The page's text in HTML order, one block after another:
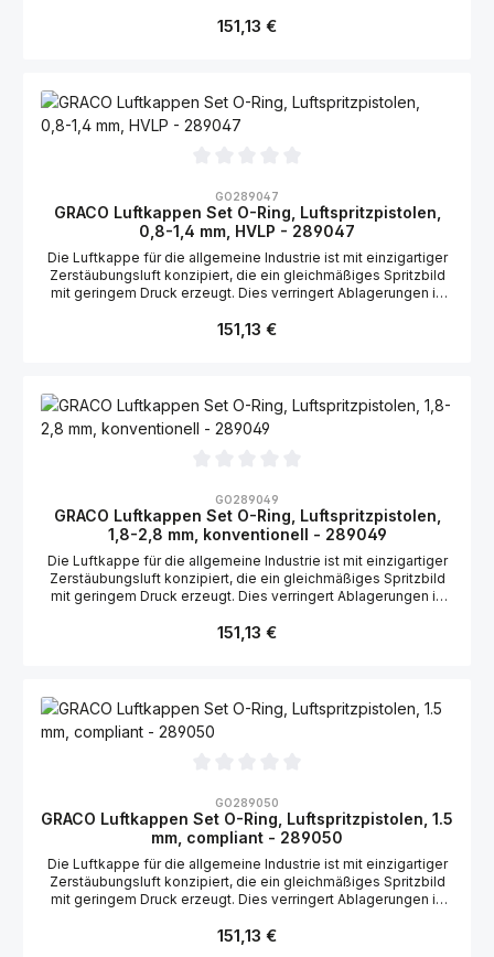
2006149
Regulärer Preis:
151,13 €
GO289047
GRACO Luftkappen Set O-Ring, Luftspritzpistolen,
0,8-1,4 mm, HVLP - 289047
Die Luftkappe für die allgemeine Industrie ist mit einzigartiger
Zerstäubungsluft konzipiert, die ein gleichmäßiges Spritzbild
mit geringem Druck erzeugt. Dies verringert Ablagerungen in
Regulärer Preis:
151,13 €
GO289049
GRACO Luftkappen Set O-Ring, Luftspritzpistolen,
1,8-2,8 mm, konventionell - 289049
Die Luftkappe für die allgemeine Industrie ist mit einzigartiger
Zerstäubungsluft konzipiert, die ein gleichmäßiges Spritzbild
mit geringem Druck erzeugt. Dies verringert Ablagerungen in
konventionell, High Wear/verschleißfest: 2004167, 2004168
Regulärer Preis:
151,13 €
GO289050
GRACO Luftkappen Set O-Ring, Luftspritzpistolen, 1.5
mm, compliant - 289050
Die Luftkappe für die allgemeine Industrie ist mit einzigartiger
Zerstäubungsluft konzipiert, die ein gleichmäßiges Spritzbild
mit geringem Druck erzeugt. Dies verringert Ablagerungen in
Regulärer Preis:
151,13 €